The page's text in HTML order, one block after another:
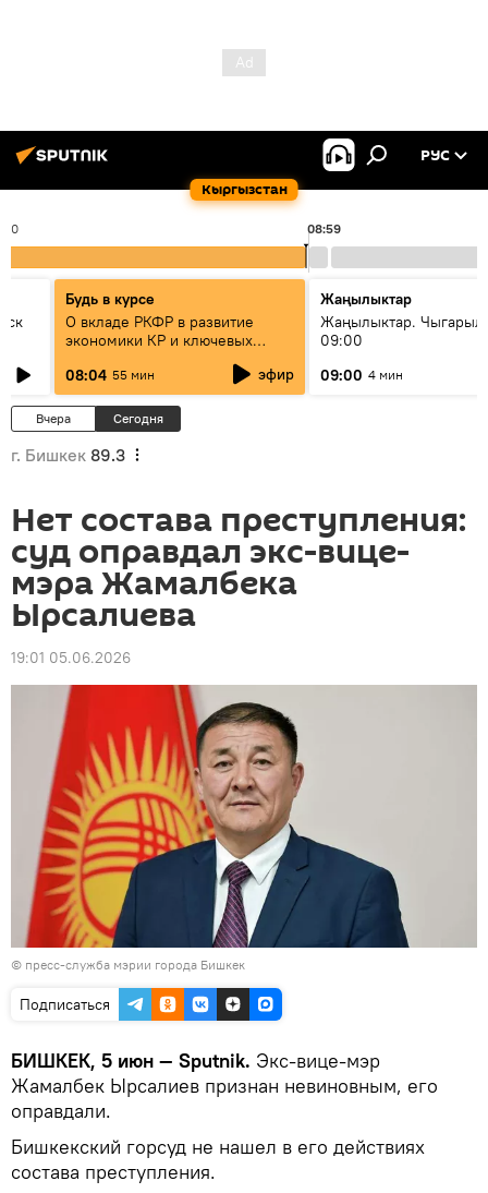
Кыргызстан
РУС
08:59
Будь в курсе
О вкладе РКФР в развитие
экономики КР и ключевых
08:04 55 мин эфир
Жаңылыктар
Жаңылыктар.
09:00
09:00 4 мин
Вчера Сегодня
г. Бишкек 89.3
Нет состава преступления:
суд оправдал экс-вице-
мэра Жамалбека
Ырсалиева
19:01 05.06.2026
© пресс-служба мэрии города Бишкек
Подписаться
БИШКЕК, 5 июн — Sputnik. Экс-вице-мэр
Жамалбек Ырсалиев признан невиновным, его
оправдали.
Бишкекский горсуд не нашел в его действиях
состава преступления.